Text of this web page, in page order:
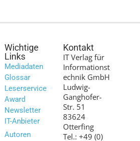
Wichtige
Links
Mediadaten
Glossar
Leserservice
Award
Newsletter
IT-Anbieter
Autoren
Kontakt
IT Verlag für
Informationst
echnik GmbH
Ludwig-
Ganghofer-
Str. 51
83624
Otterfing
Tel.: +49 (0)